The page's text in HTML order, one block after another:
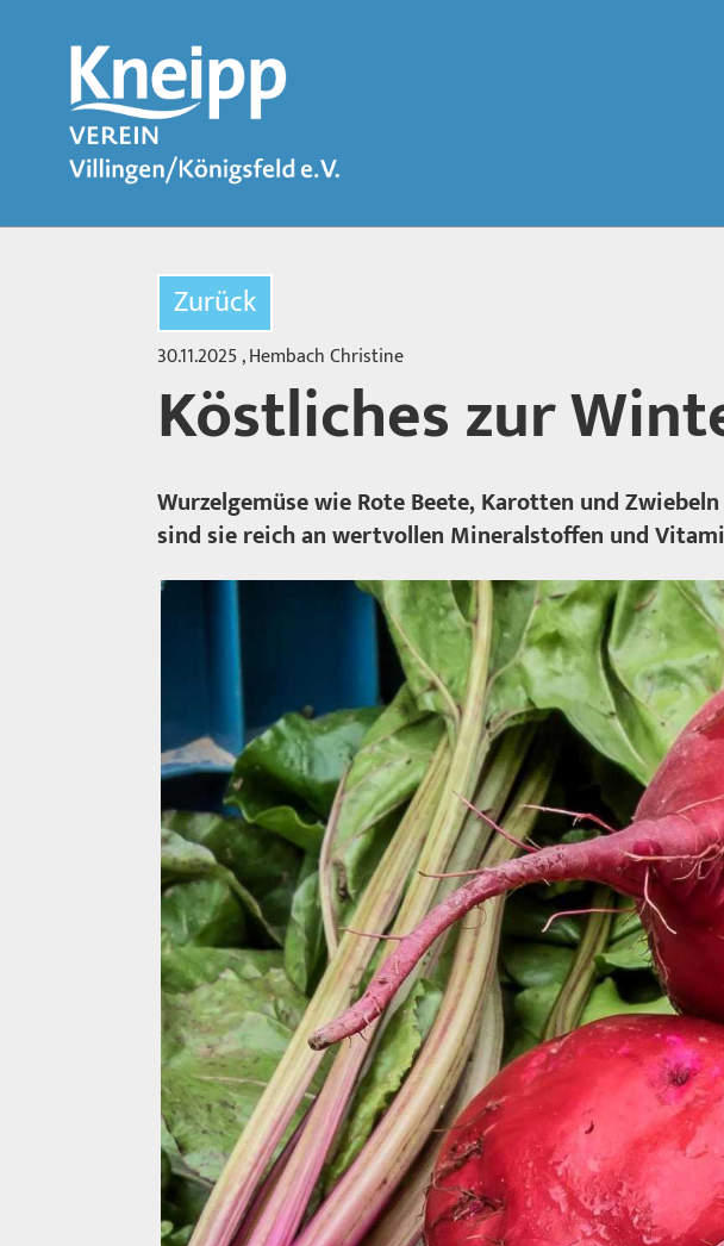
Zurück
30.11.2025, Hembach Christine
Köstliches zur
Wurzelgemüse wie Rote Beete, Karotten und
sind sie reich an wertvollen Mineralstoffen und